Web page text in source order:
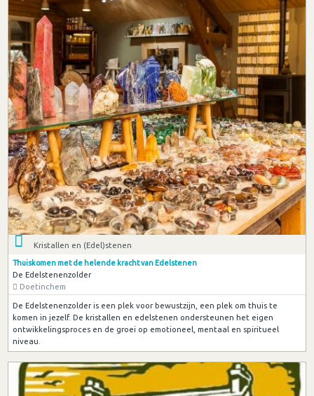
Kristallen en (Edel)stenen
Thuiskomen met de helende kracht van Edelstenen
De Edelstenenzolder
Doetinchem
De Edelstenenzolder is een plek voor bewustzijn, een plek om thuis te
komen in jezelf. De kristallen en edelstenen ondersteunen het eigen
ontwikkelingsproces en de groei op emotioneel, mentaal en spiritueel
niveau.